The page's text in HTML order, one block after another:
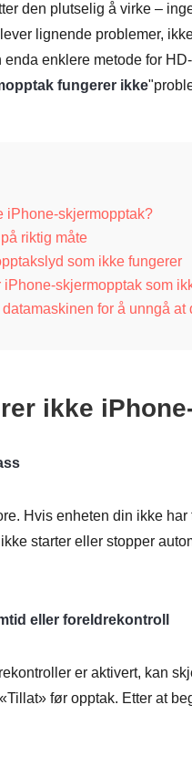
den plutselig å virke –
lignende problemer,
enklere metode for
fungerer ikke
iPhone-skjermopptak?
riktig måte
som ikke fungerer
skjermopptak som
for å unngå at
ikke
Hvis enheten din ikke
starter eller stopper
eller foreldrekontroll
er aktivert, kan
før opptak. Etter at